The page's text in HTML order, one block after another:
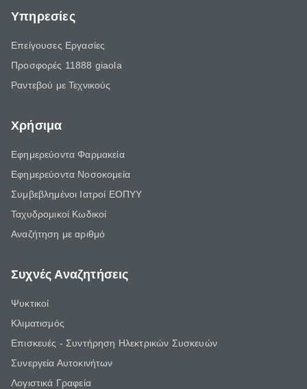
Υπηρεσίες
Επείγουσες Εργασίες
Προσφορές 11888 giaola
Ραντεβού με Τεχνικούς
Χρήσιμα
Εφημερεύοντα Φαρμακεία
Εφημερεύοντα Νοσοκομεία
Συμβεβλημένοι Ιατροί ΕΟΠΥΥ
Ταχυδρομικοί Κωδικοί
Αναζήτηση με αριθμό
Συχνές Αναζητήσεις
Ψυκτικοί
Κλιματισμός
Επισκευές - Συντήρηση Ηλεκτρικών Συσκευών
Συνεργεία Αυτοκινήτων
Λογιστικά Γραφεία